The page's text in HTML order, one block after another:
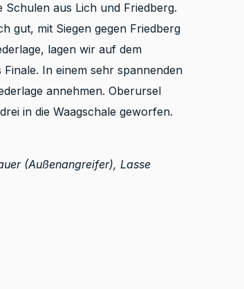
aus Lich und Friedberg.
gut, mit Siegen gegen Friedberg
lagen wir auf dem
In einem sehr spannenden
annehmen. Oberursel
in die Waagschale geworfen.
(Außenangreifer), Lasse